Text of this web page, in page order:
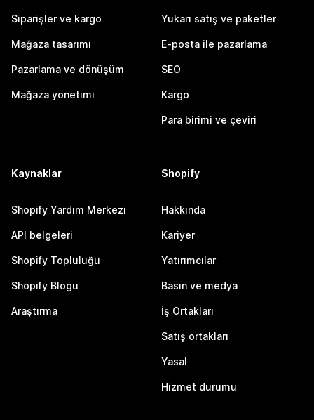
Siparişler ve kargo
Mağaza tasarımı
Pazarlama ve dönüşüm
Mağaza yönetimi
Yukarı satış ve paketler
E-posta ile pazarlama
SEO
Kargo
Para birimi ve çeviri
Kaynaklar
Shopify Yardım Merkezi
API belgeleri
Shopify Topluluğu
Shopify Blogu
Araştırma
Shopify
Hakkında
Kariyer
Yatırımcılar
Basın ve medya
İş Ortakları
Satış ortakları
Yasal
Hizmet durumu